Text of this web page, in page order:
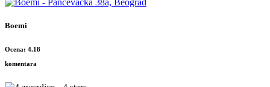
Boemi
Ocena: 4.18
komentara